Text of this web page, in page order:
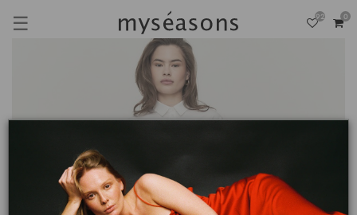
☰ 92 0